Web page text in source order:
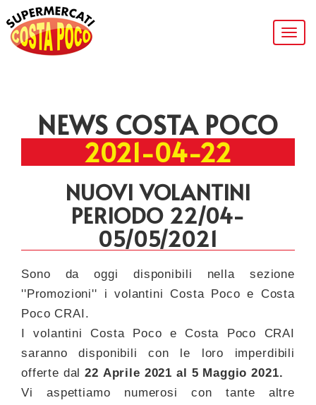
NEWS COSTA POCO
2021-04-22
NUOVI VOLANTINI
PERIODO 22/04-
05/05/2021
Sono da oggi disponibili nella sezione
''Promozioni'' i volantini Costa Poco e Costa
Poco CRAI.
I volantini Costa Poco e Costa Poco CRAI
saranno disponibili con le loro imperdibili
offerte dal22 Aprile 2021 al 5 Maggio 2021.
Vi aspettiamo numerosi con tante altre